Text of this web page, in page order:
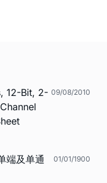
12-Bit, 2- 09/08/2010
端及单通
01/01/1900